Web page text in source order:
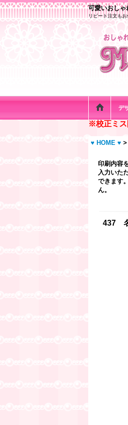
可愛いおし
リピート注文も
デ
※校正ミス
♥ HOME ♥ >
印刷内容
入力いた
できます
ん。
437